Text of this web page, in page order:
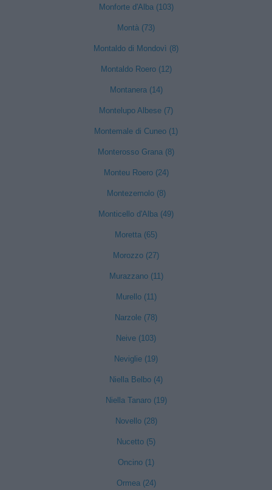
Monforte d'Alba (103)
Montà (73)
Montaldo di Mondovì (8)
Montaldo Roero (12)
Montanera (14)
Montelupo Albese (7)
Montemale di Cuneo (1)
Monterosso Grana (8)
Monteu Roero (24)
Montezemolo (8)
Monticello d'Alba (49)
Moretta (65)
Morozzo (27)
Murazzano (11)
Murello (11)
Narzole (78)
Neive (103)
Neviglie (19)
Niella Belbo (4)
Niella Tanaro (19)
Novello (28)
Nucetto (5)
Oncino (1)
Ormea (24)